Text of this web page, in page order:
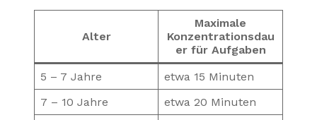
Alter
Maximale
Konzentrationsdau
er für Aufgaben
5 – 7 Jahre
etwa 15 Minuten
7 – 10 Jahre
etwa 20 Minuten